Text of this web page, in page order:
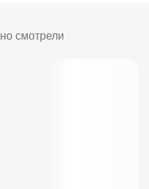
смотрели